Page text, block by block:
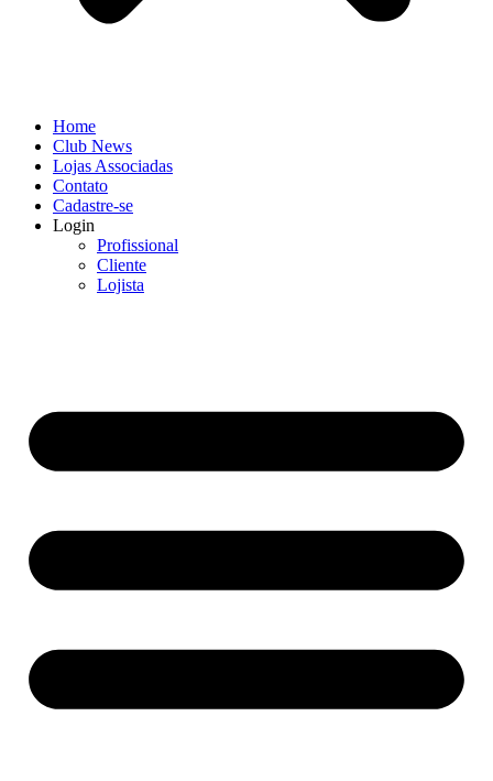
Home
Club News
Lojas Associadas
Contato
Cadastre-se
Login
Profissional
Cliente
Lojista